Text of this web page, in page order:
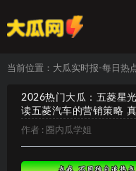
当前位置： 大瓜实时报-每日热
2026热门大瓜：五菱星
读五菱汽车的营销策略
作者 : 圈内瓜学姐